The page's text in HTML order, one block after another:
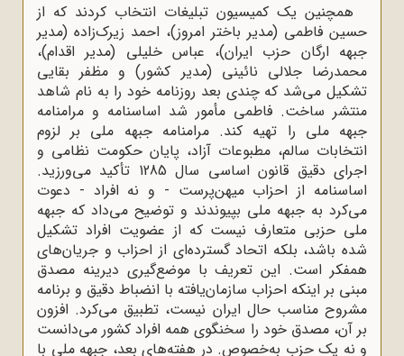
همچنین یک کمیسیون تبلیغات انتخاب کردند که از
حسین فاطمی (مدیر باختر امروز)، احمد زیرک‌زاده (مدیر
جبهه ارگان حزب ایران)، عباس خلیلی (مدیر اقدام)،
محمدرضا جلالی نائینی (مدیر کشور) و مظفر بقایی
تشکیل می‌شد که چندی بعد روزنامه خود را به نام شاهد
منتشر ساخت. فاطمی مأمور شد اساسنامه و مرامنامه
جبهه ملی را تهیه کند. مرامنامه جبهه ملی بر لزوم
انتخابات سالم، مطبوعات آزاد، پایان حکومت نظامی و
اجرای دقیق قانون اساسی سال 1285 تأکید می‌ورزید.
اساسنامه از احزاب میهن‌‌پرست - و نه افراد - دعوت
می‌کرد به جبهه ملی بپیوندند و توضیح می‌داد که جبهه
ملی حزبی متعارف نیست که از عضویت افراد تشکیل
شده باشد، بلکه اتحاد گسترده‌ای از احزاب و جریان‌های
همفکر است. این تعریف با موضع‌گیری دیرینه مصدق
مبنی بر اینکه احزاب سازمان‌یافته با انضباط دقیق و برنامه
مشروح مناسب حال ایران نیست، تطبیق می‌کرد. افزون
بر آن، مصدق خود را سخنگوی همه افراد کشور می‌دانست
و نه یک حزب به‌خصوص. در هفته‌های بعد، جبهه ملی با